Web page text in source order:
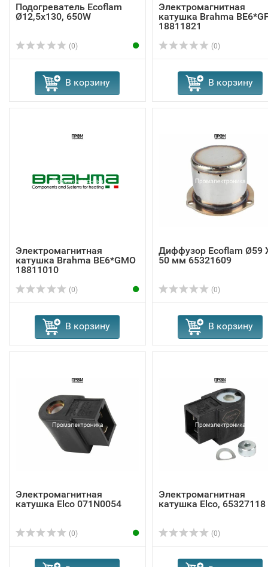
Подогреватель Ecoflam
Ø12,5x130, 650W
(0)
В корзину
Электромагнитная
катушка Brahma
18811821
(0)
В корзину
Электромагнитная
катушка Brahma BE6*GMO
18811010
(0)
В корзину
Диффузор Ecoflam Ø59
50 мм 65321609
(0)
В корзину
Электромагнитная
катушка Elco 071N0054
(0)
Электромагнитная
катушка Elco, 65327118
(0)